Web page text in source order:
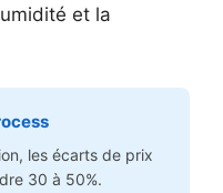
et la
les écarts de prix
30 à 50%.